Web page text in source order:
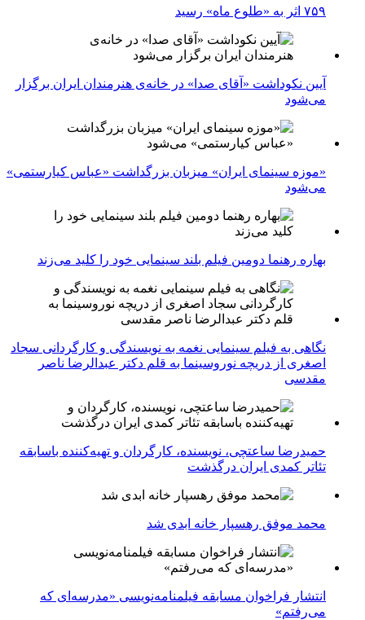
۷۵۹ اثر به «طلوع ماه» رسید
آیین نکوداشت «آقای صدا» در خانه‌ی هنرمندان ایران برگزار
می‌شود
«موزه سینمای ایران» میزبان بزرگداشت «عباس کیارستمی»
می‌شود
بهاره رهنما دومین فیلم بلند سینمایی خود را کلید می‌زند
نگاهی به فیلم سینمایی نغمه به نویسندگی و کارگردانی سجاد
اصغری از دریچه نوروسینما به قلم دکتر عبدالرضا ناصر
مقدسی
حمیدرضا ساعتچی، نویسنده، کارگردان و تهیه‌کننده باسابقه
تئاتر کمدی ایران درگذشت
محمد موفق رهسپار خانه ابدی شد
انتشار فراخوان مسابقه فیلمنامه‌نویسی «مدرسه‌ای که
می‌رفتم»